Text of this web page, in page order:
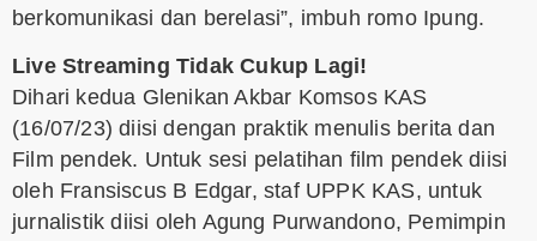
berkomunikasi dan berelasi”, imbuh romo Ipung.
Live Streaming Tidak Cukup Lagi!
Dihari kedua Glenikan Akbar Komsos KAS
(16/07/23) diisi dengan praktik menulis berita dan
Film pendek. Untuk sesi pelatihan film pendek diisi
oleh Fransiscus B Edgar, staf UPPK KAS, untuk
jurnalistik diisi oleh Agung Purwandono, Pemimpin